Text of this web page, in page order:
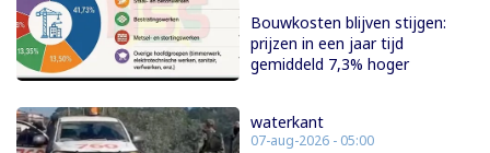
Bouwkosten blijven stijgen:
prijzen in een jaar tijd
gemiddeld 7,3% hoger
waterkant
07-aug-2026 - 05:00